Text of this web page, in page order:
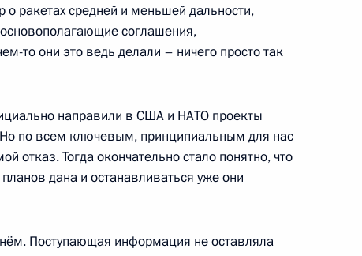
ДНР, ЛНР, Запорожской
Федерации
ракетах средней и меньшей дальности,
соглашения,
то они это ведь делали – ничего просто так
направили в США и НАТО проекты
Но по всем ключевым, принципиальным для нас
отказ. Тогда окончательно стало понятно, что
дана и останавливаться уже они
Поступающая информация не оставляла